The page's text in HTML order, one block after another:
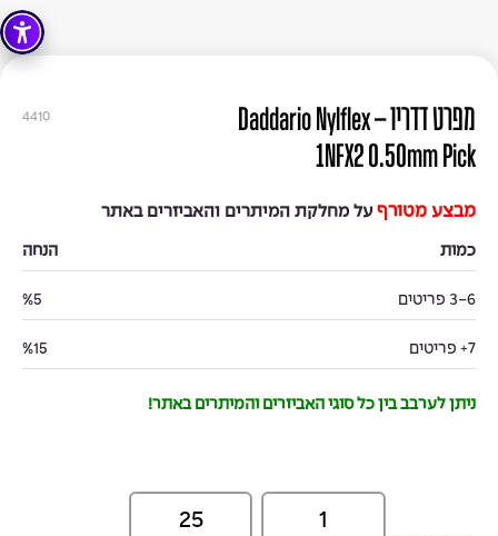
4410
מפרט דדריו – Daddario Nylflex
1NFX2 0.50mm Pick
מבצע מטורף על מחלקת המיתרים והאביזרים באתר
כמות הנחה
3-6 פריטים %5
7+ פריטים %15
ניתן לערבב בין כל סוגי האביזרים והמיתרים באתר!
1
25